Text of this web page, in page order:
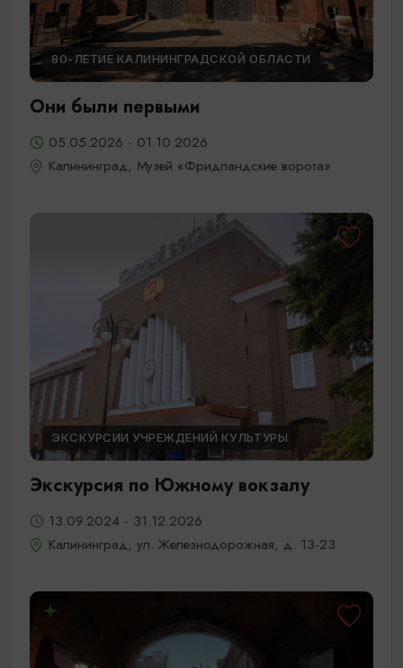
80-ЛЕТИЕ КАЛИНИНГРАДСКОЙ ОБЛАСТИ
Они были первыми
05.05.2026 - 01.10.2026
Калининград, Музей «Фридландские ворота»
ЭКСКУРСИИ УЧРЕЖДЕНИЙ КУЛЬТУРЫ
Экскурсия по Южному вокзалу
13.09.2024 - 31.12.2026
Калининград, ул. Железнодорожная, д. 13-23